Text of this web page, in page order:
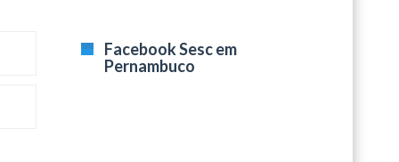
Facebook Sesc em
Pernambuco